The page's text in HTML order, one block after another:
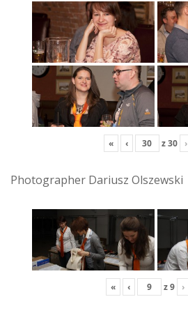
« ‹ z30 ›
Photographer Dariusz Olszewski
« ‹ z9 ›